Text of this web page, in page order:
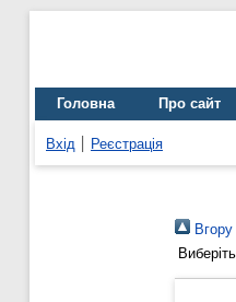
Головна Про сайт
Вхід Реєстрація